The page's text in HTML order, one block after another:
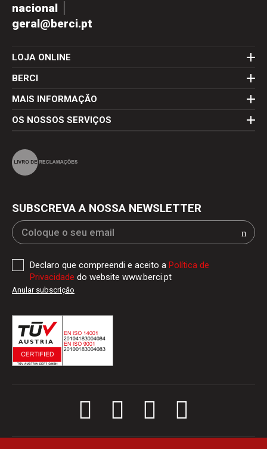
nacional
geral@berci.pt
LOJA ONLINE
BERCI
MAIS INFORMAÇĂO
OS NOSSOS SERVIÇOS
SUBSCREVA A NOSSA NEWSLETTER
Declaro que compreendi e aceito a Política de
Privacidade do website www.berci.pt
Anular subscriçăo